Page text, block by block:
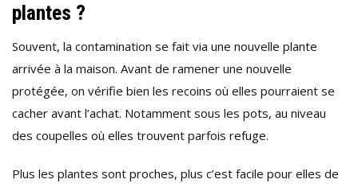
plantes ?
Souvent, la contamination se fait via une nouvelle plante
arrivée à la maison. Avant de ramener une nouvelle
protégée, on vérifie bien les recoins où elles pourraient se
cacher avant l’achat. Notamment sous les pots, au niveau
des coupelles où elles trouvent parfois refuge.
Plus les plantes sont proches, plus c’est facile pour elles de